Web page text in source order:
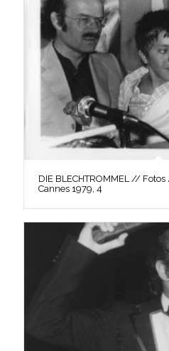
DIE BLECHTROMMEL //
Cannes 1979, 4